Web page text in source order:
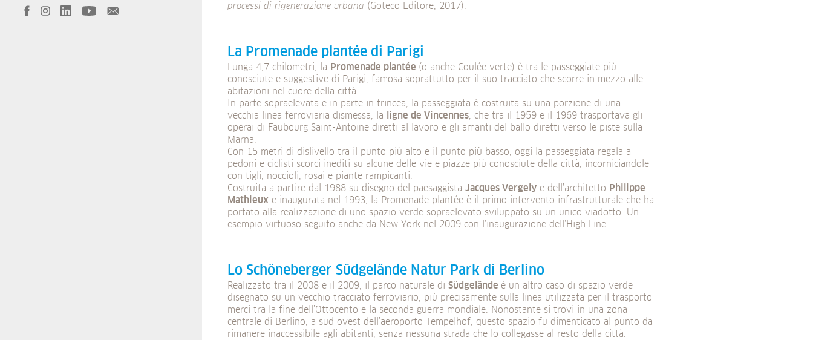
processi di rigenerazione urbana (Goteco Editore, 2017).
La Promenade plantée di Parigi
Lunga 4,7 chilometri, la Promenade plantée (o anche Coulée verte) è tra le passeggiate più
conosciute e suggestive di Parigi, famosa soprattutto per il suo tracciato che scorre in mezzo alle
abitazioni nel cuore della città.
In parte sopraelevata e in parte in trincea, la passeggiata è costruita su una porzione di una
vecchia linea ferroviaria dismessa, la
ligne de Vincennes, che tra il 1959 e il 1969 trasportava gli
operai di Faubourg Saint-Antoine diretti al lavoro e gli amanti del ballo diretti verso le piste sulla
Marna.
Con 15 metri di dislivello tra il punto più alto e il punto più basso, oggi la passeggiata regala a
pedoni e ciclisti scorci inediti su alcune delle vie e piazze più conosciute della città, incorniciandole
con tigli, noccioli, rosai e piante rampicanti.
Costruita a partire dal 1988 su disegno del paesaggista Jacques Vergely e dell’architetto Philippe
Mathieux e inaugurata nel 1993, la Promenade plantée è il primo intervento infrastrutturale che ha
portato alla realizzazione di uno spazio verde sopraelevato sviluppato su un unico viadotto. Un
esempio virtuoso seguito anche da New York nel 2009 con l’inaugurazione dell’High Line.
Lo Schöneberger Südgelände Natur Park di Berlino
Realizzato tra il 2008 e il 2009, il parco naturale di Südgelände è un altro caso di spazio verde
disegnato su un vecchio tracciato ferroviario, più precisamente sulla linea utilizzata per il trasporto
merci tra la fine dell’Ottocento e la seconda guerra mondiale. Nonostante si trovi in una zona
centrale di Berlino, a sud ovest dell’aeroporto Tempelhof, questo spazio fu dimenticato al punto da
rimanere inaccessibile agli abitanti, senza nessuna strada che lo collegasse al resto della città.